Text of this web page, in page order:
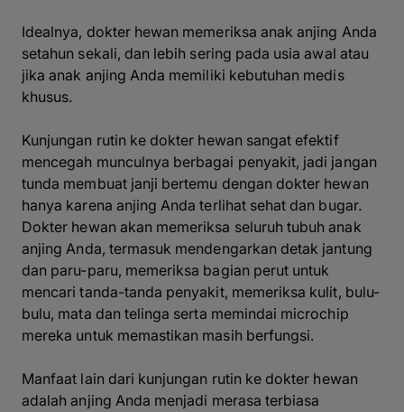
Idealnya, dokter hewan memeriksa anak anjing Anda
setahun sekali, dan lebih sering pada usia awal atau
jika anak anjing Anda memiliki kebutuhan medis
khusus.
Kunjungan rutin ke dokter hewan sangat efektif
mencegah munculnya berbagai penyakit, jadi jangan
tunda membuat janji bertemu dengan dokter hewan
hanya karena anjing Anda terlihat sehat dan bugar.
Dokter hewan akan memeriksa seluruh tubuh anak
anjing Anda, termasuk mendengarkan detak jantung
dan paru-paru, memeriksa bagian perut untuk
mencari tanda-tanda penyakit, memeriksa kulit, bulu-
bulu, mata dan telinga serta memindai microchip
mereka untuk memastikan masih berfungsi.
Manfaat lain dari kunjungan rutin ke dokter hewan
adalah anjing Anda menjadi merasa terbiasa